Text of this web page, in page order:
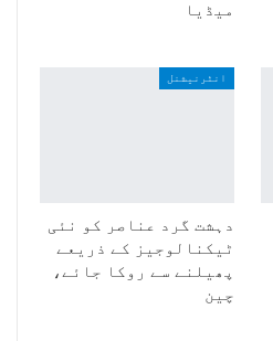
میڈیا
انٹرنیشنل
دہشت گرد عناصر کو نئی
ٹیکنالوجیز کے ذریعے
پھیلنے سے روکا جائے،
چین